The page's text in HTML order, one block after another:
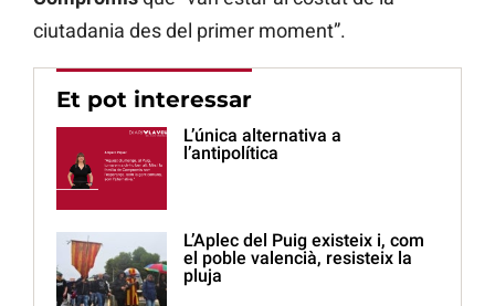
ciutadania des del primer moment”.
Et pot interessar
L’única alternativa a
l’antipolítica
L’Aplec del Puig existeix i, com
el poble valencià, resisteix la
pluja